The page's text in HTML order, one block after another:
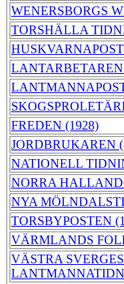
WENERSBORGS
TORSHÄLLA
LANTARBETAREN
FREDEN (1928)
JORDBRUKAREN
NATIONELL
NORRA
NYA
TORSBYPOSTEN
VÄRMLANDS
VÄSTRA SVERGES